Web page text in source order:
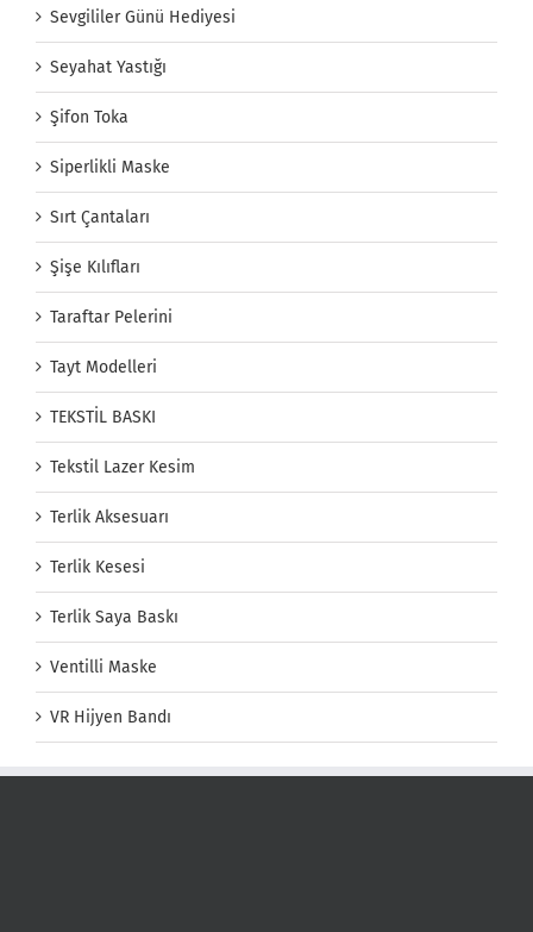
Sevgililer Günü Hediyesi
Seyahat Yastığı
Şifon Toka
Siperlikli Maske
Sırt Çantaları
Şişe Kılıfları
Taraftar Pelerini
Tayt Modelleri
TEKSTİL BASKI
Tekstil Lazer Kesim
Terlik Aksesuarı
Terlik Kesesi
Terlik Saya Baskı
Ventilli Maske
VR Hijyen Bandı